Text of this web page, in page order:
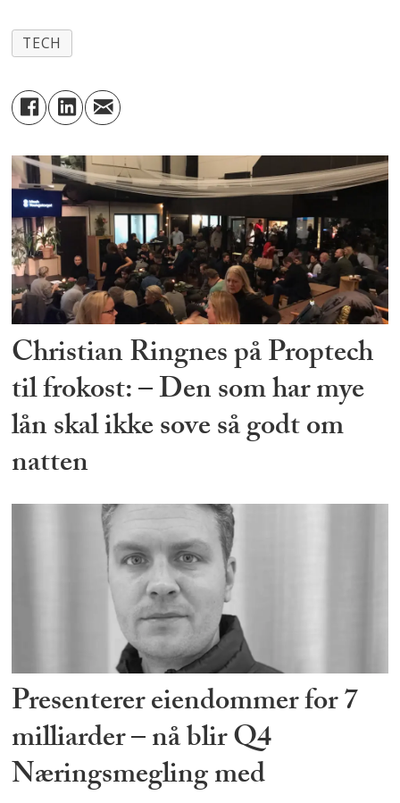
TECH
Christian Ringnes på Proptech
til frokost: – Den som har mye
lån skal ikke sove så godt om
natten
Presenterer eiendommer for 7
milliarder – nå blir Q4
Næringsmegling med